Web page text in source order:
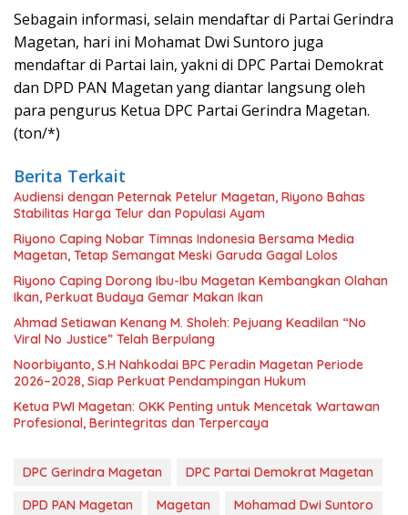
Sebagain informasi, selain mendaftar di Partai Gerindra
Magetan, hari ini Mohamat Dwi Suntoro juga
mendaftar di Partai lain, yakni di DPC Partai Demokrat
dan DPD PAN Magetan yang diantar langsung oleh
para pengurus Ketua DPC Partai Gerindra Magetan.
(ton/*)
Berita Terkait
Audiensi dengan Peternak Petelur Magetan, Riyono Bahas
Stabilitas Harga Telur dan Populasi Ayam
Riyono Caping Nobar Timnas Indonesia Bersama Media
Magetan, Tetap Semangat Meski Garuda Gagal Lolos
Riyono Caping Dorong Ibu-Ibu Magetan Kembangkan Olahan
Ikan, Perkuat Budaya Gemar Makan Ikan
Ahmad Setiawan Kenang M. Sholeh: Pejuang Keadilan “No
Viral No Justice” Telah Berpulang
Noorbiyanto, S.H Nahkodai BPC Peradin Magetan Periode
2026–2028, Siap Perkuat Pendampingan Hukum
Ketua PWI Magetan: OKK Penting untuk Mencetak Wartawan
Profesional, Berintegritas dan Terpercaya
DPC Gerindra Magetan
DPC Partai Demokrat Magetan
DPD PAN Magetan
Magetan
Mohamad Dwi Suntoro